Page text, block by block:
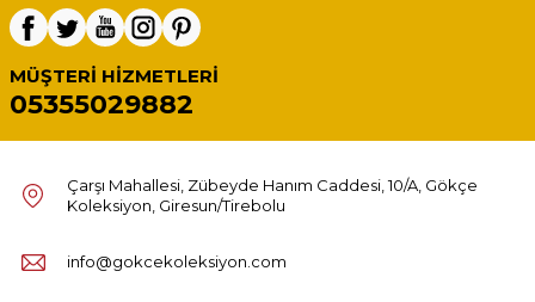
MÜŞTERI HIZMETLERI
05355029882
Çarşı Mahallesi, Zübeyde Hanım Caddesi, 10/A, Gökçe
Koleksiyon, Giresun/Tirebolu
info@gokcekoleksiyon.com